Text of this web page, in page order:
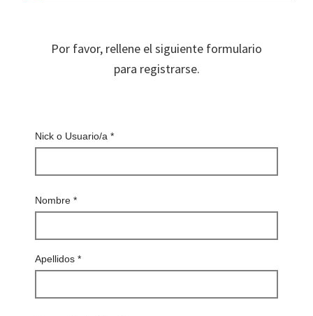
Por favor, rellene el siguiente formulario
para registrarse.
Nick o Usuario/a *
Nombre *
Apellidos *